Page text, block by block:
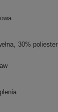
30% poliester